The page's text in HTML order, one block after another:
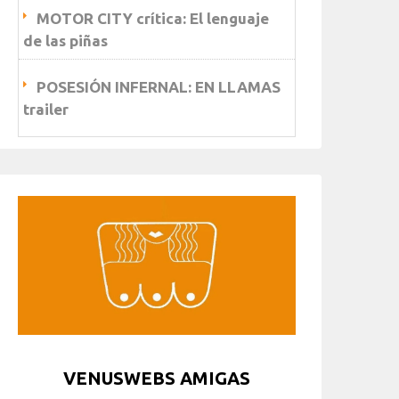
MOTOR CITY crítica: El lenguaje
de las piñas
POSESIÓN INFERNAL: EN LLAMAS
trailer
VENUSWEBS AMIGAS